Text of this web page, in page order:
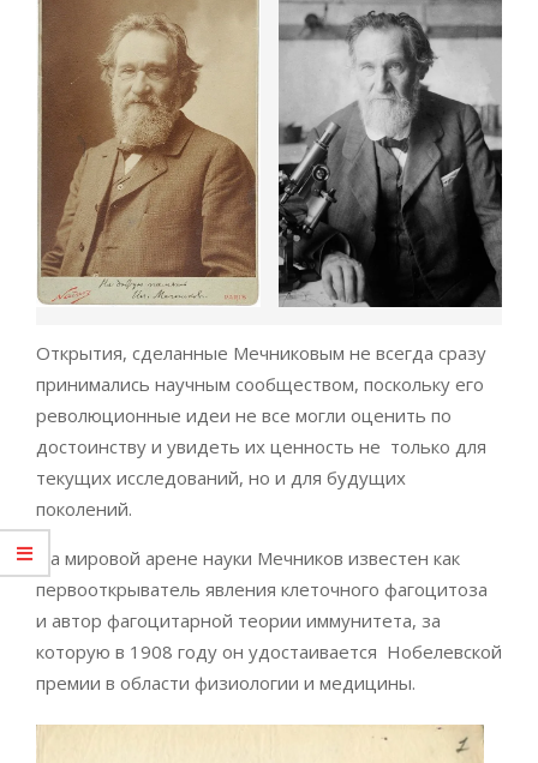
Открытия, сделанные Мечниковым не всегда сразу
принимались научным сообществом, поскольку его
революционные идеи не все могли оценить по
достоинству и увидеть их ценность не только для
текущих исследований, но и для будущих
поколений.
На мировой арене науки Мечников известен как
первооткрыватель явления клеточного фагоцитоза
и автор фагоцитарной теории иммунитета, за
которую в 1908 году он удостаивается Нобелевской
премии в области физиологии и медицины.